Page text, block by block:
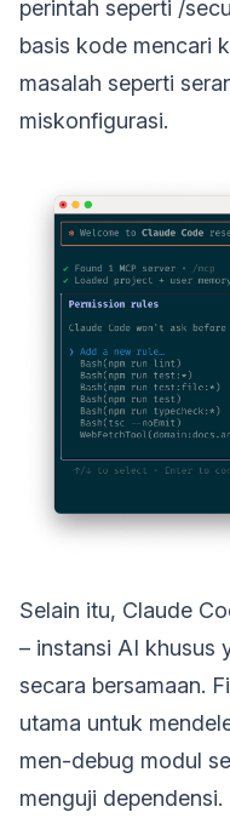
perintah seperti /
basis kode mencari
masalah seperti
miskonfigurasi.
Selain itu, Claude
– instansi AI khusus
secara bersamaan.
utama untuk
men-debug modul
menguji